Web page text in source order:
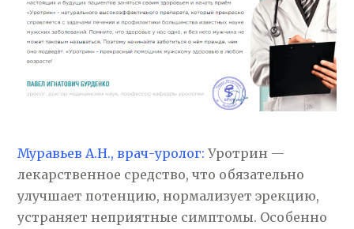
Муравьев А.Н., врач-уролог:Уротрин —
лекарственное средство, что обязательно
улучшает потенцию, нормализует эрекцию,
устраняет неприятные симптомы. Особенно